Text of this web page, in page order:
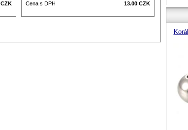
CZK
Cena s DPH
13.00 CZK